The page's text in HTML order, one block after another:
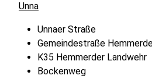
Unna
Unnaer Straße
Gemeindestraße
K35 Hemmerder Landwehr
Bockenweg